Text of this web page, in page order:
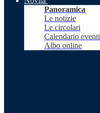
Panoramica
Le notizie
Le circolari
Calendario eventi
Albo online